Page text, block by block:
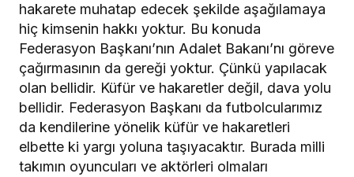
hakarete muhatap edecek şekilde aşağılamaya
hiç kimsenin hakkı yoktur. Bu konuda
Federasyon Başkanı’nın Adalet Bakanı’nı göreve
çağırmasının da gereği yoktur. Çünkü yapılacak
olan bellidir. Küfür ve hakaretler değil, dava yolu
bellidir. Federasyon Başkanı da futbolcularımız
da kendilerine yönelik küfür ve hakaretleri
elbette ki yargı yoluna taşıyacaktır. Burada milli
takımın oyuncuları ve aktörleri olmaları